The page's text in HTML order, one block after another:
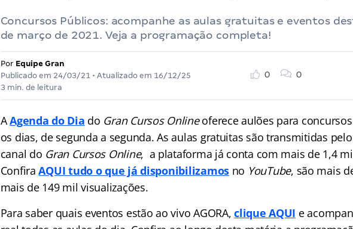
Concursos Públicos: acompanhe as aulas gratuitas e eventos
de março de 2021. Veja a programação completa!
Por Equipe Gran
Publicado em 24/03/21• Atualizado em 16/12/25
3 min. de leitura
0 0
AAgenda do Dia do Gran Cursos Onlineoferece aulões para
os dias, de segunda a segunda. As aulas gratuitas são transmitidas pelo
canal do Gran Cursos Online, a plataforma já conta com mais de 1,4
ConfiraAQUI tudo o que já disponibilizamos no YouTube, são mais
mais de 149 mil visualizações.
Para saber quais eventos estão ao vivo AGORA,clique AQUI e